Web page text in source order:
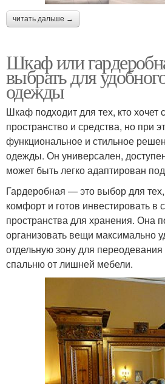
читать дальше →
Шкаф или
выбрать для
одежды
Шкаф подходит для тех, кто хочет
пространство и средства, но при
функциональное и стильное
одежды. Он универсален,
может быть легко адаптирован
Гардеробная — это выбор для тех,
комфорт и готов инвестировать в
пространства для хранения. Она
организовать вещи максимально
отдельную зону для
спальню от лишней мебели.